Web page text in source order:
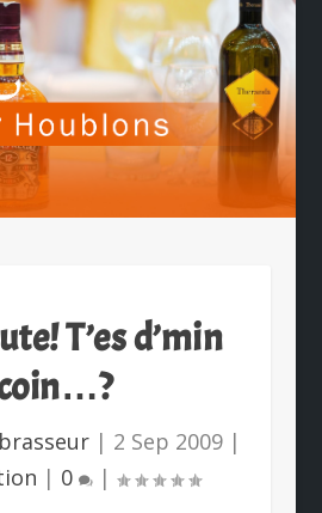
T’es d’min
| 2 Sep 2009 |
| 0 |